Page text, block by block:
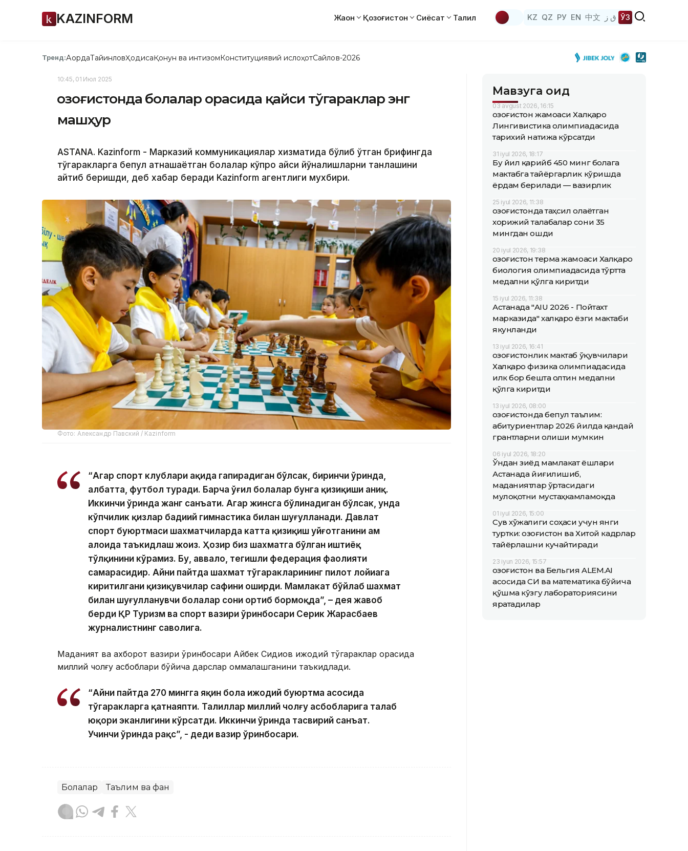
KAZINFORM Жаҳон Қозоғистон Сиёсат Таҳлил KZ QZ РУ EN 中文 ق ز ЎЗ
Тренд:АқордаТайинловҲодисаҚонун ва интизомКонституциявий ислоҳотСайлов-2026
10:45, 01 Июл 2025
Қозоғистонда болалар орасида қайси тўгараклар энг
машҳур
ASTANA. Kazinform - Марказий коммуникациялар хизматида бўлиб ўтган брифингда
тўгаракларга бепул қатнашаётган болалар кўпроқ қайси йўналишларни танлашини
айтиб беришди, деб хабар беради Kazinform агентлиги мухбири.
Фото: Александр Павский / Kazinform
“Агар спорт клублари ҳақида гапирадиган бўлсак, биринчи ўринда,
албатта, футбол туради. Барча ўғил болалар бунга қизиқиши аниқ.
Иккинчи ўринда жанг санъати. Агар жинсга бўлинадиган бўлсак, унда
кўпчилик қизлар бадиий гимнастика билан шуғулланади. Давлат
спорт буюртмаси шахматчиларда катта қизиқиш уйғотганини ҳам
алоҳида таъкидлаш жоиз. Ҳозир биз шахматга бўлган иштиёқ
тўлқинини кўрамиз. Бу, аввало, тегишли федерация фаолияти
самарасидир. Айни пайтда шахмат тўгаракларининг пилот лойиҳага
киритилгани қизиқувчилар сафини оширди. Мамлакат бўйлаб шахмат
билан шуғулланувчи болалар сони ортиб бормоқда”, – дея жавоб
берди ҚР Туризм ва спорт вазири ўринбосари Серик Жарасбаев
журналистнинг саволига.
Маданият ва ахборот вазири ўринбосари Айбек Сидиқов ижодий тўгараклар орасида
миллий чолғу асбоблари бўйича дарслар оммалашганини таъкидлади.
“Айни пайтда 270 мингга яқин бола ижодий буюртма асосида
тўгаракларга қатнаяпти. Таҳлиллар миллий чолғу асбобларига талаб
юқори эканлигини кўрсатди. Иккинчи ўринда тасвирий санъат.
Учинчи ўринда рақс”, - деди вазир ўринбосари.
Болалар Таълим ва фан
Мавзуга оид
03 avgust 2026, 16:15
Қозоғистон жамоаси Халқаро
Лингивистика олимпиадасида
тарихий натижа кўрсатди
31 iyul 2026, 18:17
Бу йил қарийб 450 минг болага
мактабга тайёргарлик кўришда
ёрдам берилади — вазирлик
25 iyul 2026, 11:38
Қозоғистонда таҳсил олаётган
хорижий талабалар сони 35
мингдан ошди
20 iyul 2026, 19:38
Қозоғистон терма жамоаси Халқаро
биология олимпиадасида тўртта
медални қўлга киритди
15 iyul 2026, 11:38
Астанада "AIU 2026 - Пойтахт
марказида" халқаро ёзги мактаби
якунланди
13 iyul 2026, 16:41
Қозоғистонлик мактаб ўқувчилари
Халқаро физика олимпиадасида
илк бор бешта олтин медални
қўлга киритди
13 iyul 2026, 08:00
Қозоғистонда бепул таълим:
абитуриентлар 2026 йилда қандай
грантларни олиши мумкин
06 iyul 2026, 18:20
Ўндан зиёд мамлакат ёшлари
Астанада йиғилишиб,
маданиятлар ўртасидаги
мулоқотни мустаҳкамламоқда
01 iyul 2026, 15:00
Сув хўжалиги соҳаси учун янги
туртки: Қозоғистон ва Хитой кадрлар
тайёрлашни кучайтиради
23 iyun 2026, 15:57
Қозоғистон ва Бельгия ALEM.AI
асосида СИ ва математика бўйича
қўшма кўзгу лабораториясини
яратадилар